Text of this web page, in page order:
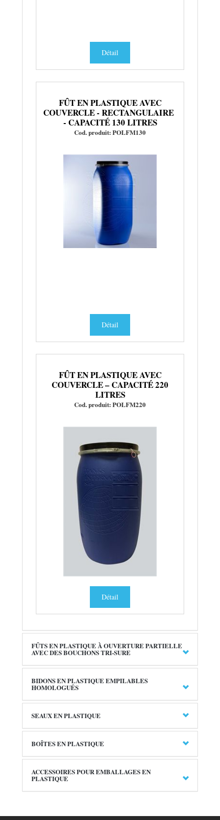
Détail
FÛT EN PLASTIQUE AVEC
COUVERCLE - RECTANGULAIRE
- CAPACITÉ 130 LITRES
Cod. produit: POLFM130
Détail
FÛT EN PLASTIQUE AVEC
COUVERCLE – CAPACITÉ 220
LITRES
Cod. produit: POLFM220
Détail
FÛTS EN PLASTIQUE À OUVERTURE PARTIELLE
AVEC DES BOUCHONS TRI-SURE
BIDONS EN PLASTIQUE EMPILABLES
HOMOLOGUÉS
SEAUX EN PLASTIQUE
BOÎTES EN PLASTIQUE
ACCESSOIRES POUR EMBALLAGES EN
PLASTIQUE